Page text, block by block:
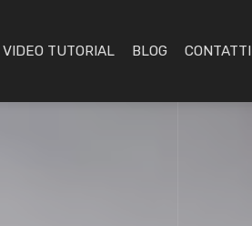
VIDEO TUTORIAL BLOG CONTATTI